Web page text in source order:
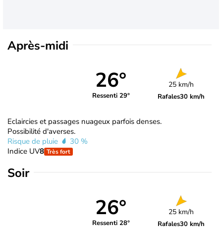
Après-midi
26°
Ressenti 29°
25 km/h
Rafales30 km/h
Eclaircies et passages nuageux parfois denses.
Possibilité d'averses.
Risque de pluie
30 %
Indice UV8 Très fort
Soir
26°
Ressenti 28°
25 km/h
Rafales30 km/h